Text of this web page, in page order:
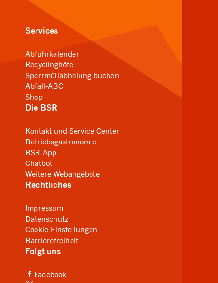
Services
Abfuhrkalender
Recyclinghöfe
Sperrmüllabholung buchen
Abfall-ABC
Shop
Die BSR
Kontakt und Service Center
Betriebsgastronomie
BSR-App
Chatbot
Weitere Webangebote
Rechtliches
Impressum
Datenschutz
Cookie-Einstellungen
Barrierefreiheit
Folgt uns
Facebook
(Link zu externer Website, öffnet in neuem Tab)